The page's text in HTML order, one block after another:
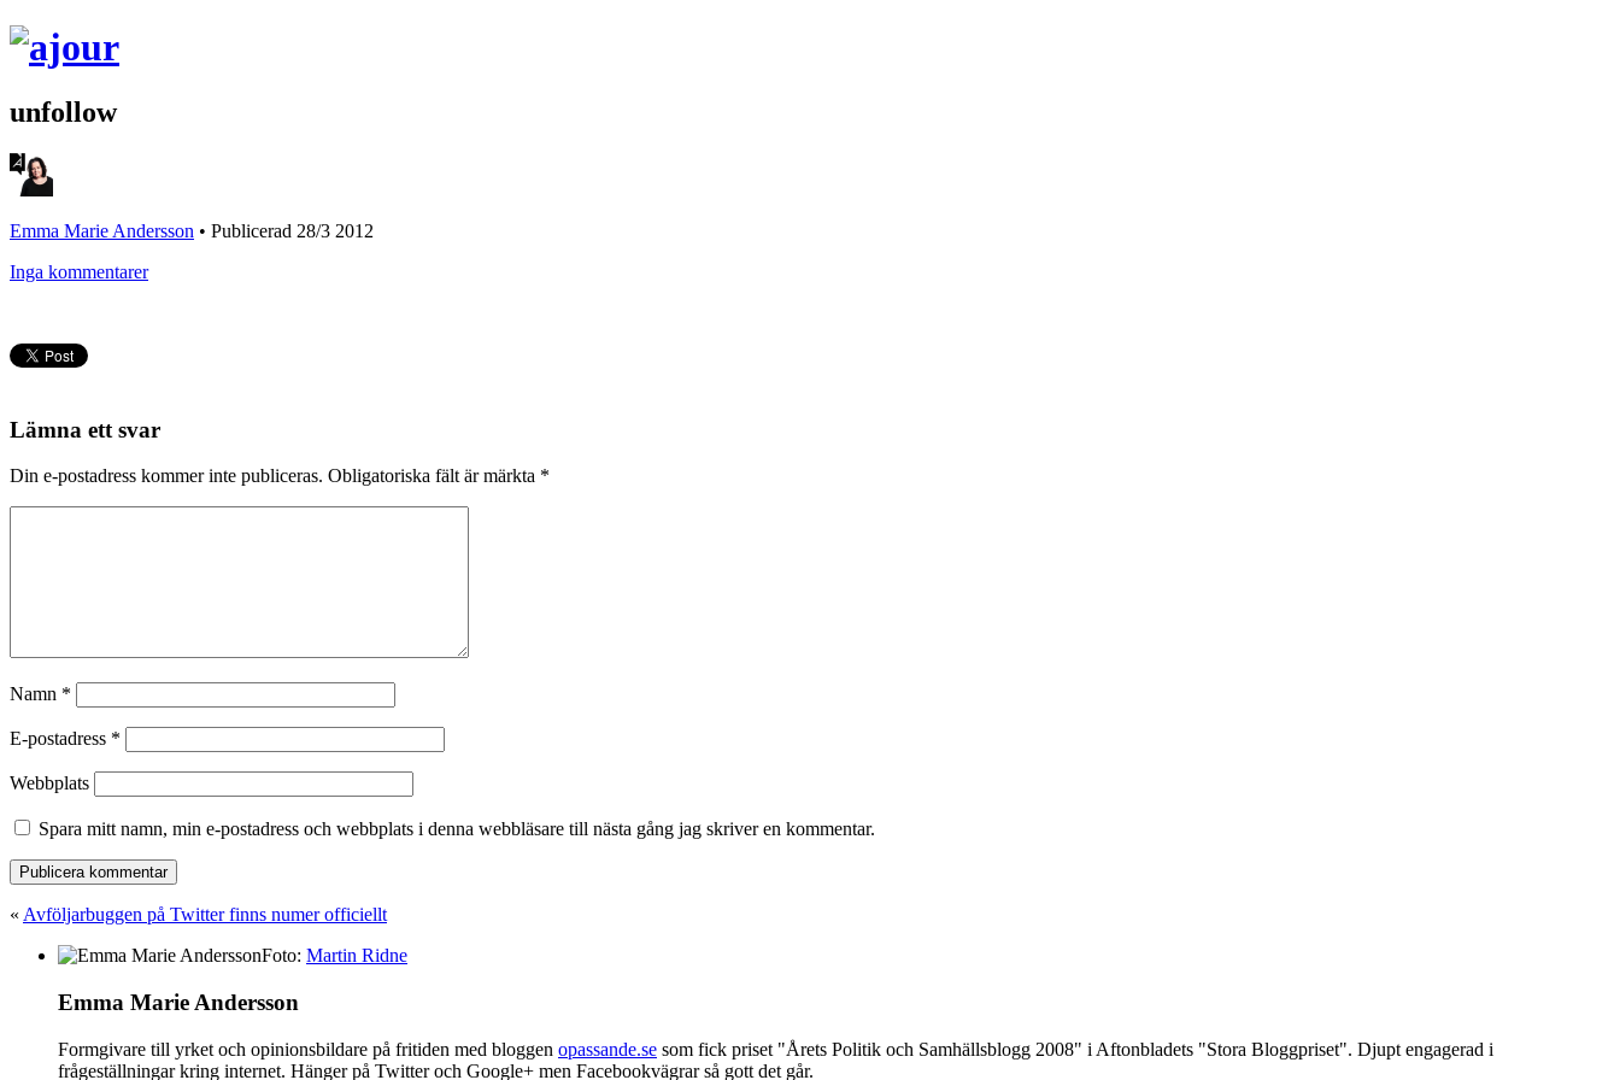
unfollow
Emma Marie Andersson • Publicerad 28/3 2012
Inga kommentarer
Lämna ett svar
Din e-postadress kommer inte publiceras. Obligatoriska fält är märkta *
Namn *
E-postadress *
Webbplats
Spara mitt namn, min e-postadress och webbplats i denna webbläsare till nästa gång jag skriver en kommentar.
« Avföljarbuggen på Twitter finns numer officiellt
Foto: Martin Ridne
Emma Marie Andersson
Formgivare till yrket och opinionsbildare på fritiden med bloggen opassande.se som fick priset "Årets Politik och Samhällsblogg 2008" i Aftonbladets "Stora Bloggpriset". Djupt engagerad i
frågeställningar kring internet. Hänger på Twitter och Google+ men Facebookvägrar så gott det går.